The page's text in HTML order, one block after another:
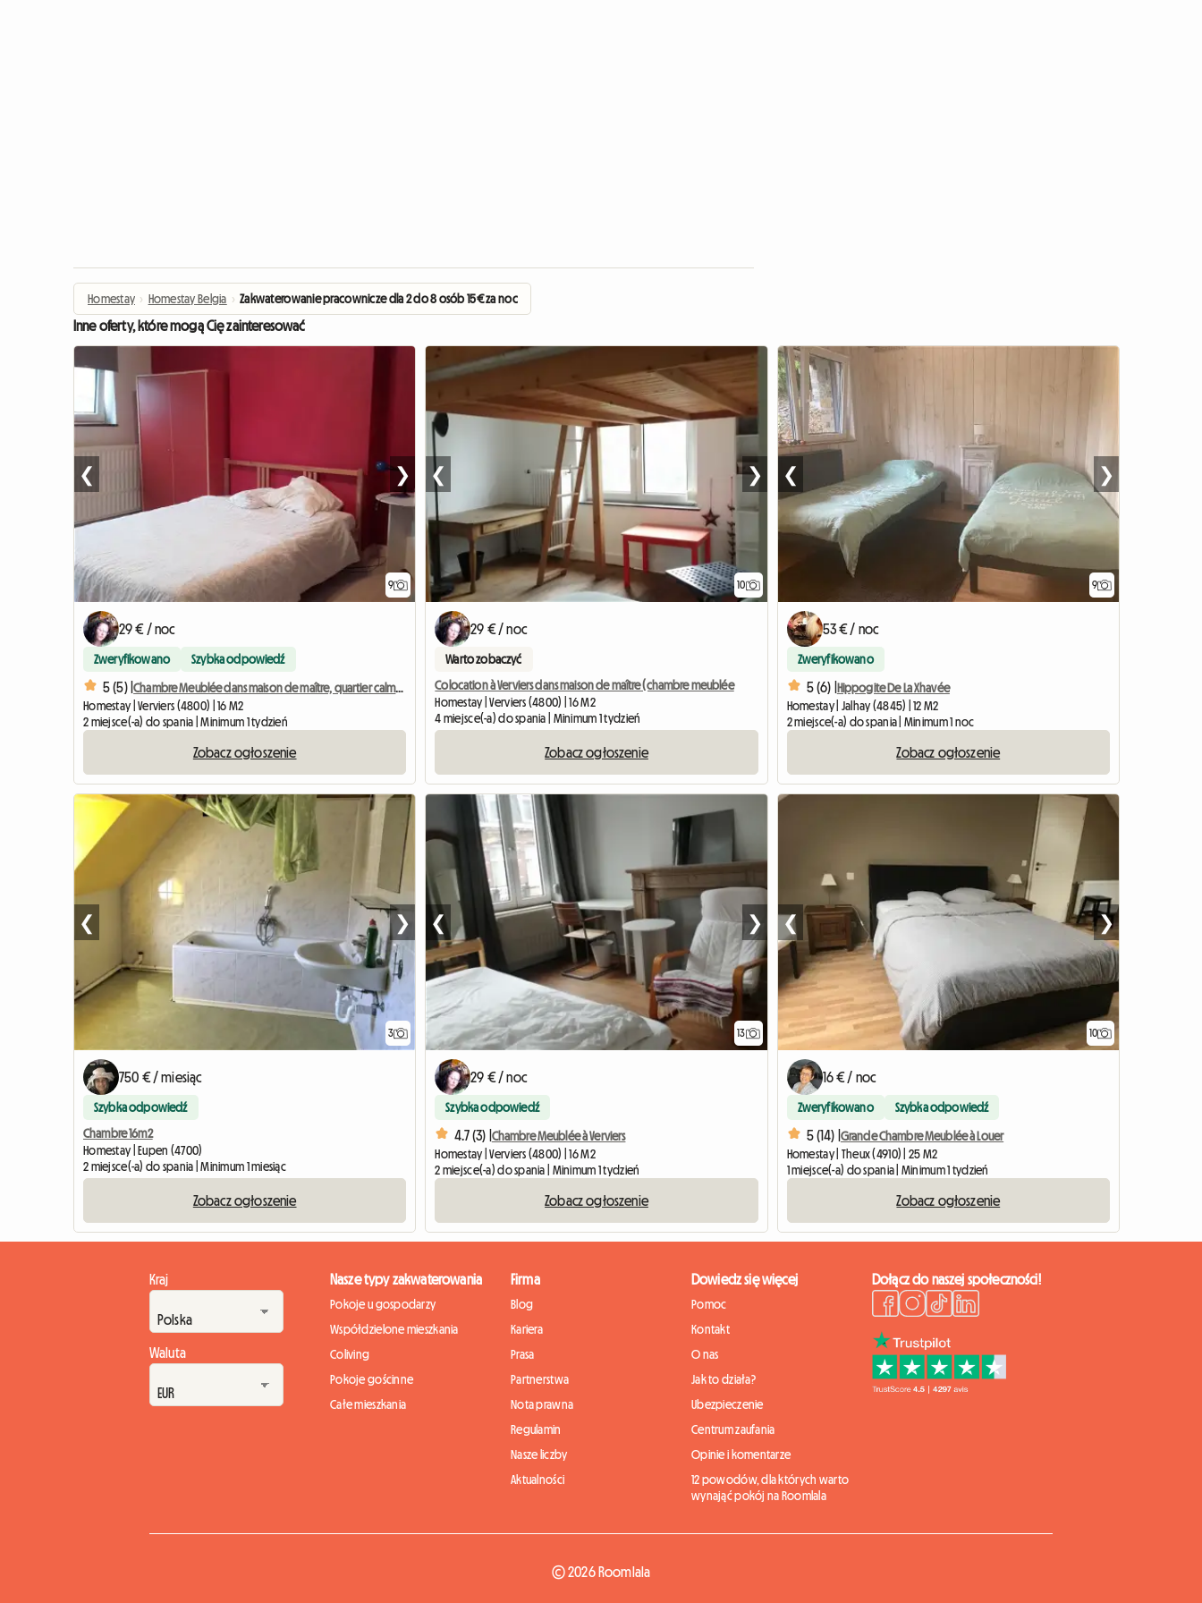
Homestay › Homestay Belgia › Zakwaterowanie pracownicze dla 2 do 8 osób 15€ za noc
Inne oferty, które mogą Cię zainteresować
9
❮ ❯
29 € / noc
Zweryfikowano Szybka odpowiedź
5 (5) |
Chambre Meublée dans maison de maître, quartier calme à Verv
Homestay | Verviers (4800) | 16 M2
2 miejsce(-a) do spania | Minimum 1 tydzień
Zobacz ogłoszenie
10
❮ ❯
29 € / noc
Warto zobaczyć
Colocation à Verviers dans maison de maître (chambre meublée
Homestay | Verviers (4800) | 16 M2
4 miejsce(-a) do spania | Minimum 1 tydzień
Zobacz ogłoszenie
9
❮ ❯
53 € / noc
Zweryfikowano
5 (6) |
Hippogite De La Xhavée
Homestay | Jalhay (4845) | 12 M2
2 miejsce(-a) do spania | Minimum 1 noc
Zobacz ogłoszenie
3
❮ ❯
750 € / miesiąc
Szybka odpowiedź
Chambre 16m2
Homestay | Eupen (4700)
2 miejsce(-a) do spania | Minimum 1 miesiąc
Zobacz ogłoszenie
13
❮ ❯
29 € / noc
Szybka odpowiedź
4.7 (3) | Chambre Meublée à Verviers
Homestay | Verviers (4800) | 16 M2
2 miejsce(-a) do spania | Minimum 1 tydzień
Zobacz ogłoszenie
10
❮ ❯
16 € / noc
Zweryfikowano Szybka odpowiedź
5 (14) | Grande Chambre Meublée à Louer
Homestay | Theux (4910) | 25 M2
1 miejsce(-a) do spania | Minimum 1 tydzień
Zobacz ogłoszenie
Kraj
Waluta
Nasze typy zakwaterowania
Pokoje u gospodarzy
Współdzielone mieszkania
Coliving
Pokoje gościnne
Całe mieszkania
Firma
Blog
Kariera
Prasa
Partnerstwa
Nota prawna
Regulamin
Nasze liczby
Aktualności
Dowiedz się więcej
Pomoc
Kontakt
O nas
Jak to działa?
Ubezpieczenie
Centrum zaufania
Opinie i komentarze
12 powodów, dla których warto
wynająć pokój na Roomlala
Dołącz do naszej społeczności!
© 2026 Roomlala